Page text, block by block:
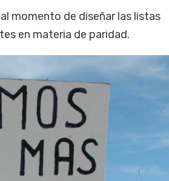
momento de diseñar las listas
en materia de paridad.